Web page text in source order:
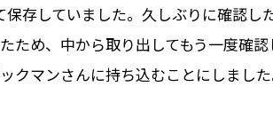
存していました。久しぶりに確認
ため、中から取り出してもう一度確
クマンさんに持ち込むことにしまし